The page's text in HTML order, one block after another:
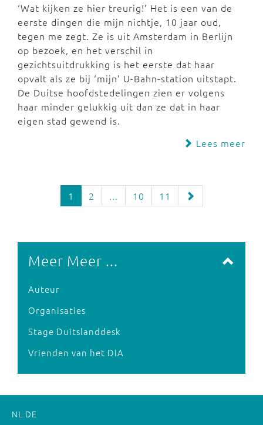
‘Wat kijken ze hier treurig!’ Het is een van de
eerste dingen die mijn nichtje, 10 jaar oud,
tegen me zegt. Ze is uit Amsterdam in Berlijn
op bezoek, en het verschil in
gezichtsuitdrukking is het eerste dat haar
opvalt als ze bij ‘mijn’ U-Bahn-station uitstapt.
De Duitse hoofdstedelingen zien er volgens
haar minder gelukkig uit dan ze dat in haar
eigen stad gewend is.
Lees meer
1 2 ... 10 11
Meer Meer ...
Auteur
Organisaties
Stage Duitslanddesk
Vrienden van het DIA
NL DE